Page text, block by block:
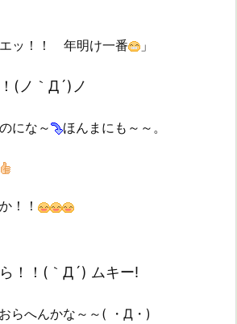
！ 年明け一番 」
(ノ｀Д´)ノ
にな～ ほんまにも～～。
！！
！！(｀Д´) ムキー!
らへんかな～～( ・Д・)